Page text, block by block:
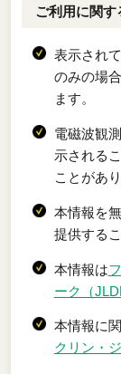
ご利用に関す
表示され
のみの場
ます。
電磁波観
示される
ことがあり
本情報を
提供する
本情報は
ーク（
本情報に
クリン・